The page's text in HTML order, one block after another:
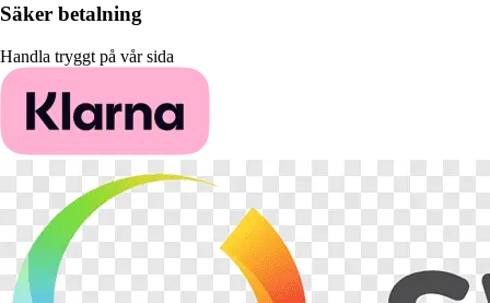
Säker betalning
Handla tryggt på vår sida